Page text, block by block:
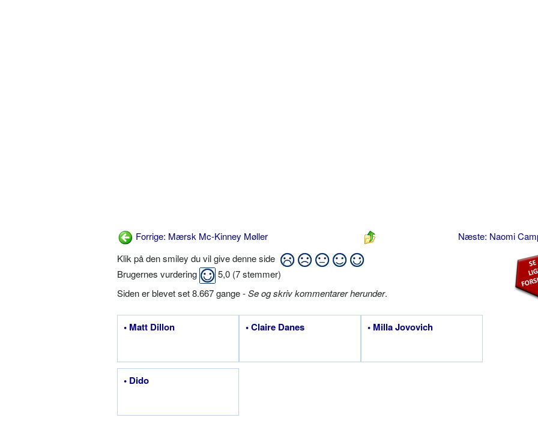
Forrige: Mærsk Mc-Kinney Møller
Næste: Naomi
Klik på den smiley du vil give denne side
Brugernes vurdering
5,0 (7stemmer)
Siden er blevet set 8.667 gange -Se og skriv kommentarer herunder.
• Matt Dillon • Claire Danes • Milla Jovovich
• Dido